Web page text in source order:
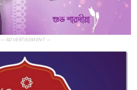
— ADVERTISEMENT —